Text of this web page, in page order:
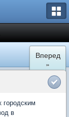
Вперед
»
в